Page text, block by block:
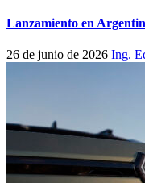
Lanzamiento en
26 de junio de 2026 Ing.